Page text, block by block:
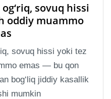
sovuq hissi
oddiy muammo
sovuq hissi yoki tez
emas — bu qon
bog‘liq jiddiy kasallik
mumkin